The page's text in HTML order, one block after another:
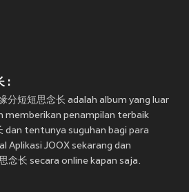
:
分短短思念长 adalah album yang luar
memberikan penampilan terbaik
dan tentunya suguhan bagi para
Aplikasi JOOX sekarang dan
念长 secara online kapan saja.